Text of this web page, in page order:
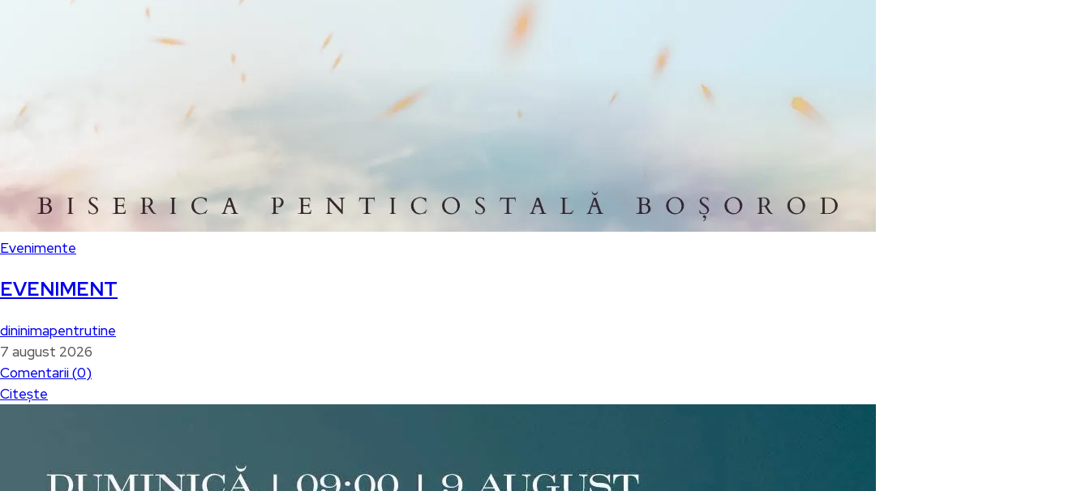
Evenimente
EVENIMENT
dininimapentrutine
7 august 2026
Comentarii (0)
Citește